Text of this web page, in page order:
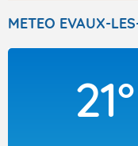
METEO EVAUX-
21°